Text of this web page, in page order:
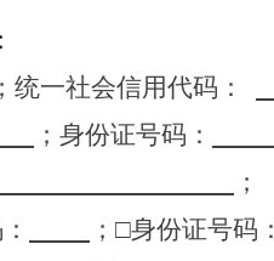
； 统一社会信用代码：
； 身份证号码：
；
； □身份证号码：